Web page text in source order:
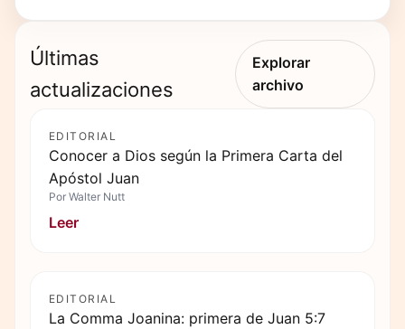
Últimas
actualizaciones
Explorar
archivo
EDITORIAL
Conocer a Dios según la Primera Carta del
Apóstol Juan
Por Walter Nutt
Leer
EDITORIAL
La Comma Joanina: primera de Juan 5:7